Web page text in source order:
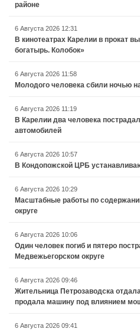
районе
6 Августа 2026 12:31
В кинотеатрах Карелии в прокат
богатырь. Колобок»
6 Августа 2026 11:58
Молодого человека сбили ночью
6 Августа 2026 11:19
В Карелии два человека
автомобилей
6 Августа 2026 10:57
В Кондопожской ЦРБ
6 Августа 2026 10:29
Масштабные работы по
округе
6 Августа 2026 10:06
Один человек погиб и пятеро
Медвежьегорском округе
6 Августа 2026 09:46
Жительница Петрозаводска
продала машину под влиянием
6 Августа 2026 09:41